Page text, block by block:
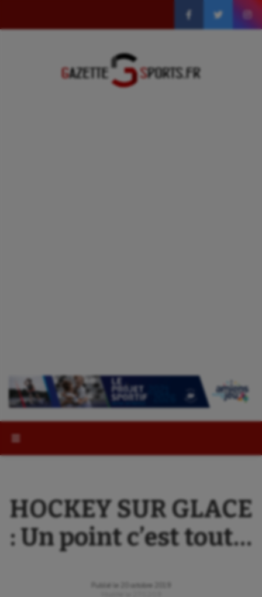
HOCKEY SUR GLACE
: Un point c’est tout…
Publié le
20 octobre 2019